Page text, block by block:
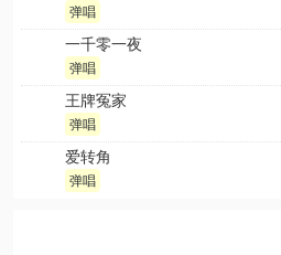
弹唱
一千零一夜
弹唱
王牌冤家
弹唱
爱转角
弹唱